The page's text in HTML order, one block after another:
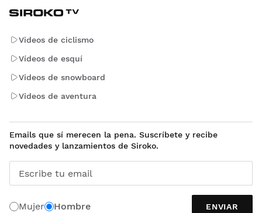
Videos de ciclismo
Vídeos de esquí
Videos de snowboard
Videos de aventura
Emails que sí merecen la pena. Suscríbete y recibe
novedades y lanzamientos de Siroko.
Escribe tu email
Mujer Hombre ENVIAR